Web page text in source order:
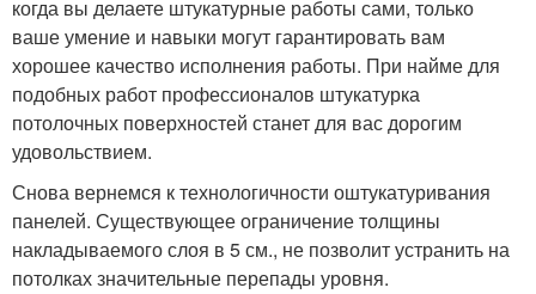
когда вы делаете штукатурные работы сами, только
ваше умение и навыки могут гарантировать вам
хорошее качество исполнения работы. При найме для
подобных работ профессионалов штукатурка
потолочных поверхностей станет для вас дорогим
удовольствием.
Снова вернемся к технологичности оштукатуривания
панелей. Существующее ограничение толщины
накладываемого слоя в 5 см., не позволит устранить на
потолках значительные перепады уровня.